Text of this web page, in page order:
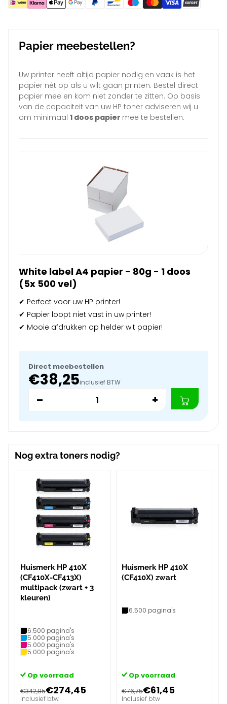
Papier meebestellen?
Uw printer heeft altijd papier nodig en vaak is het
papier nét op als u wilt gaan printen. Bestel direct
papier mee en kom niet zonder te zitten. Op basis
van de capaciteit van uw HP toner adviseren wij u
om minimaal 1 doos papier mee te bestellen.
White label A4 papier - 80g - 1 doos
(5x 500 vel)
✔ Perfect voor uw HP printer!
✔ Papier loopt niet vast in uw printer!
✔ Mooie afdrukken op helder wit papier!
Direct meebestellen
€38,25inclusief BTW
– +
Nog extra toners nodig?
Huismerk HP 410X
(CF410X-CF413X)
multipack (zwart + 3
kleuren)
6.500 pagina's
5.000 pagina's
5.000 pagina's
5.000 pagina's
Op voorraad
€342,95€274,45
Inclusief btw
Huismerk HP 410X
(CF410X) zwart
6.500 pagina's
Op voorraad
€76,75€61,45
Inclusief btw